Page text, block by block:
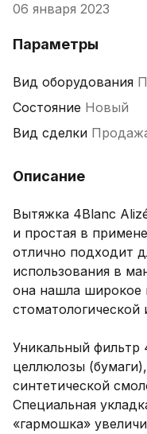
06 января 2023
Параметры
Вид оборудования
Состояние Новый
Вид сделки
Описание
Вытяжка 4Blanc
и простая в
отлично подходит
использования в
она нашла широкое
стоматологической
Уникальный фильтр
целлюлозы
синтетической
Специальная
«гармошка»